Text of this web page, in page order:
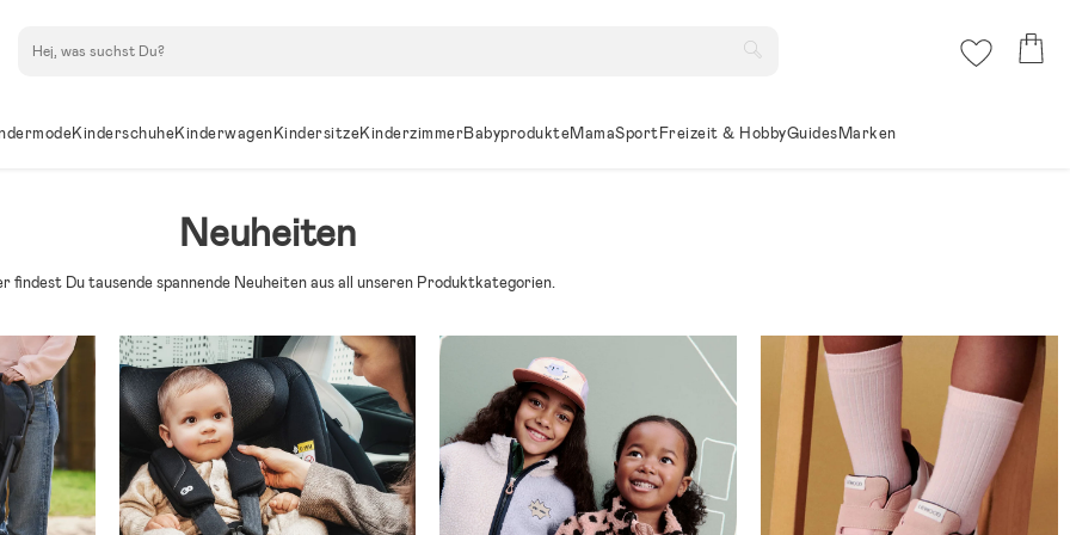
KinderschuheKinderwagenKindersitzeKinderzimmerBabyprodukteMamaSportFreizeit & HobbyGuidesMarken
Neuheiten
findest Du tausende spannende Neuheiten aus all unseren Produktkategorien.